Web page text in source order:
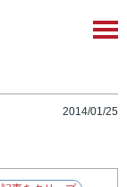
2014/01/25